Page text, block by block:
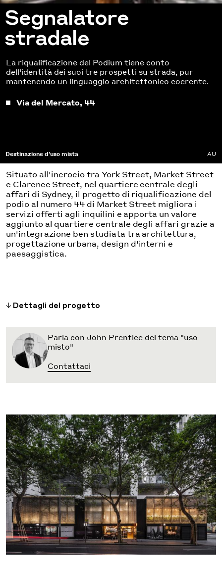
Segnalatore
stradale
La riqualificazione del Podium tiene conto
dell'identità dei suoi tre prospetti su strada, pur
mantenendo un linguaggio architettonico coerente.
Via del Mercato, 44
Destinazione d'uso mista AU
Situato all'incrocio tra York Street, Market Street
e Clarence Street, nel quartiere centrale degli
affari di Sydney, il progetto di riqualificazione del
podio al numero 44 di Market Street migliora i
servizi offerti agli inquilini e apporta un valore
aggiunto al quartiere centrale degli affari grazie a
un'integrazione ben studiata tra architettura,
progettazione urbana, design d'interni e
paesaggistica.
Dettagli del progetto
Parla con John Prentice del tema "uso
misto"
Contattaci